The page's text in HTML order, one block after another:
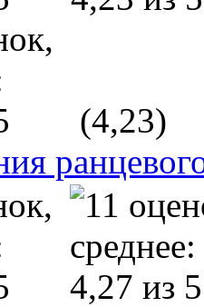
(4,23)